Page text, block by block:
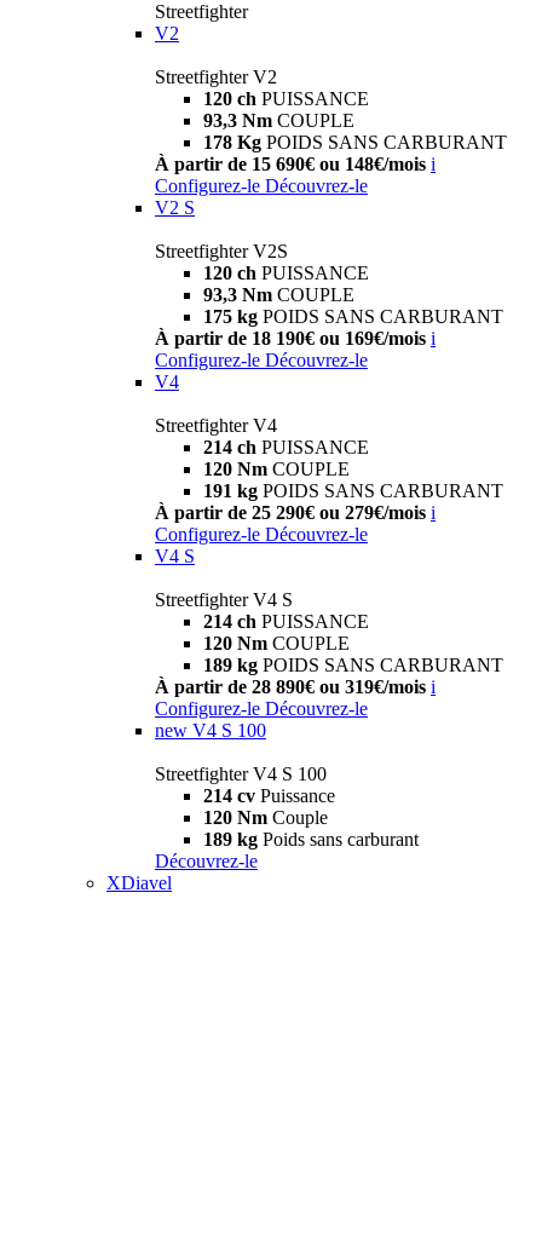
Streetfighter
V2
Streetfighter V2
120 ch PUISSANCE
93,3 Nm COUPLE
178 Kg POIDS SANS CARBURANT
À partir de 15 690€ ou 148€/mois i
Configurez-le Découvrez-le
V2 S
Streetfighter V2S
120 ch PUISSANCE
93,3 Nm COUPLE
175 kg POIDS SANS CARBURANT
À partir de 18 190€ ou 169€/mois i
Configurez-le Découvrez-le
V4
Streetfighter V4
214 ch PUISSANCE
120 Nm COUPLE
191 kg POIDS SANS CARBURANT
À partir de 25 290€ ou 279€/mois i
Configurez-le Découvrez-le
V4 S
Streetfighter V4 S
214 ch PUISSANCE
120 Nm COUPLE
189 kg POIDS SANS CARBURANT
À partir de 28 890€ ou 319€/mois i
Configurez-le Découvrez-le
new V4 S 100
Streetfighter V4 S 100
214 cv Puissance
120 Nm Couple
189 kg Poids sans carburant
Découvrez-le
XDiavel